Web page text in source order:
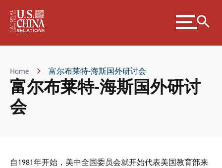
Content
Expand
menu
Home 富尔布莱特-海斯国外研讨会
富尔布莱特-海斯国外研讨
会
自1981年开始，美中全国委员会就开始代表美国教育部来